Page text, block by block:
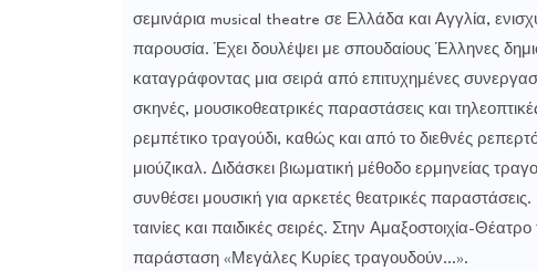
σεμινάρια musical theatre σε Ελλάδα και Αγγλία,
παρουσία. Έχει δουλέψει με σπουδαίους Έλληνες
καταγράφοντας μια σειρά από επιτυχημένες
σκηνές, μουσικοθεατρικές παραστάσεις και
ρεμπέτικο τραγούδι, καθώς και από το διεθνές
μιούζικαλ. Διδάσκει βιωματική μέθοδο ερμηνείας
συνθέσει μουσική για αρκετές θεατρικές
ταινίες και παιδικές σειρές. Στην Αμαξοστοιχία-
παράσταση «Μεγάλες Κυρίες τραγουδούν…».